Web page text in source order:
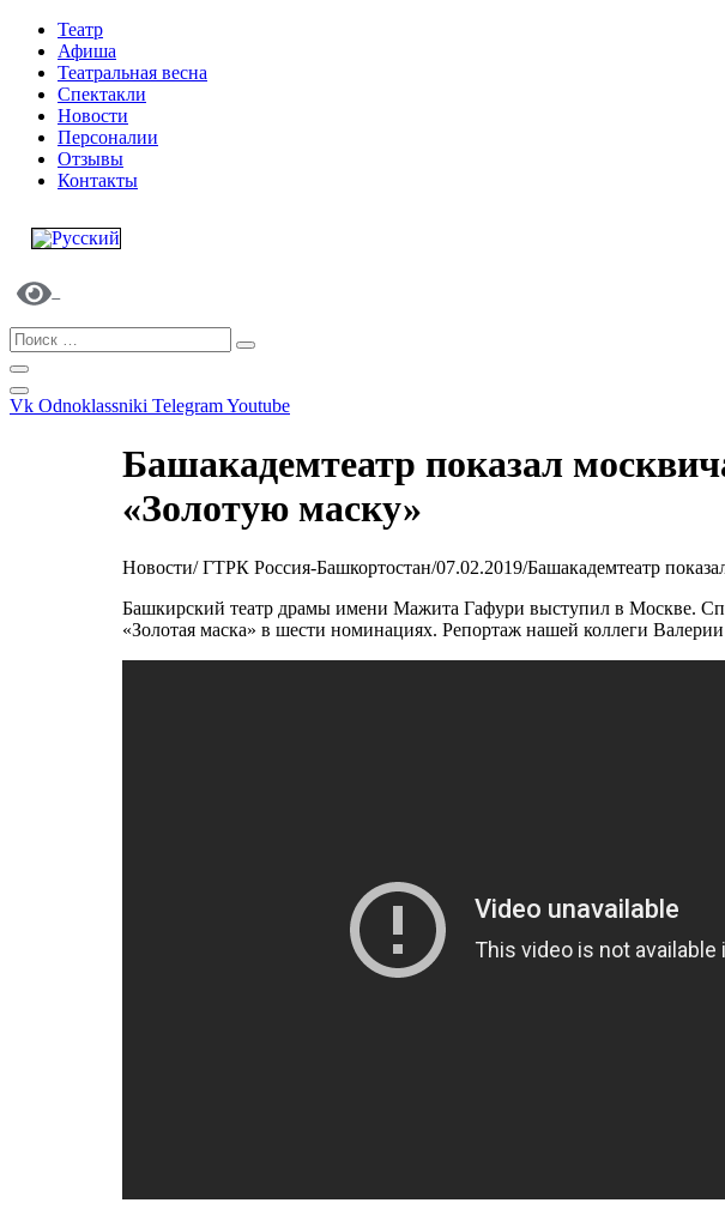
Театр
Афиша
Театральная весна
Спектакли
Новости
Персоналии
Отзывы
Контакты
Vk Odnoklassniki TelegramYoutube
Башакадемтеатр показал
«Золотую маску»
Новости/ ГТРК Россия-Башкортостан/07.02.2019/Башакадемтеатр
Башкирский театр драмы имени Мажита Гафури выступил в Москве.
«Золотая маска» в шести номинациях. Репортаж нашей коллеги